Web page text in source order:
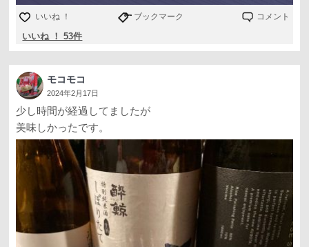
いいね ！ ブックマーク コメント
いいね ！ 53件
モコモコ
2024年2月17日
少し時間が経過してましたが
美味しかったです。